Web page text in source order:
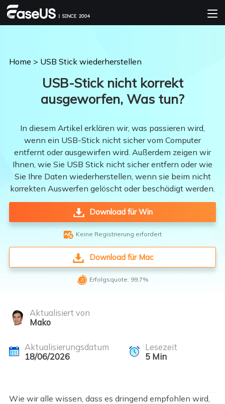
Home > USB Stick wiederherstellen
USB-Stick nicht korrekt
ausgeworfen, Was tun?
In diesem Artikel erklären wir, was passieren wird,
wenn ein USB-Stick nicht sicher vom Computer
entfernt oder ausgewirfen wird. Außerdem zeigen wir
Ihnen, wie Sie USB Stick nicht sicher entfern oder wie
Sie Ihre Daten wiederherstellen, wenn sie beim nicht
korrekten Auswerfen gelöscht oder beschädigt werden.
Download für Win
 Keine Registrierung erfordert
Download für Mac
 Erfolgsquote: 99,7%
Aktualisiert von
Mako
Aktualisierungsdatum
18/06/2026
Lesezeit
5Min
Wie wir alle wissen, dass es dringend empfohlen wird,